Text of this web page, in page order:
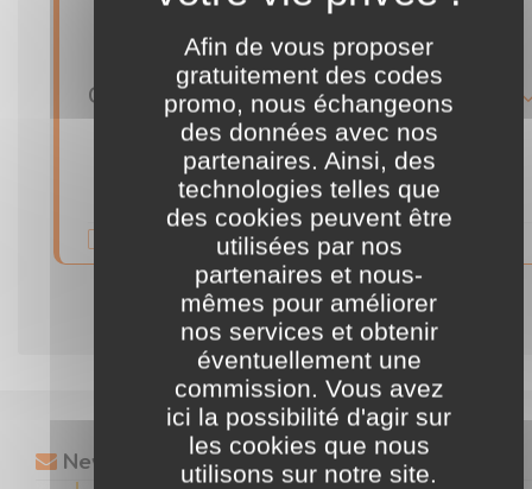
5%
Code promo Marionnette.fr exclusif Codamia : économisez 5% sur votre commande ! détails
Voir le CODE ••A5
Validité illimitée commentaire
Newsletter
Afin de vous proposer
gratuitement des codes
promo, nous échangeons
des données avec nos
partenaires. Ainsi, des
technologies telles que
des cookies peuvent être
utilisées par nos
partenaires et nous-
mêmes pour améliorer
nos services et obtenir
éventuellement une
commission. Vous avez
ici la possibilité d'agir sur
les cookies que nous
utilisons sur notre site.